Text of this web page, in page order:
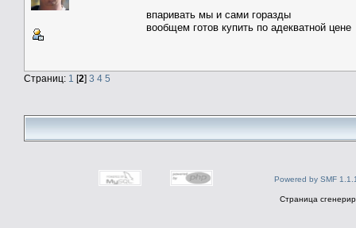
впаривать мы и сами горазды
вообщем готов купить по адекватной цене
Страниц: 1 [2] 3 4 5
Powered by SMF
Страница